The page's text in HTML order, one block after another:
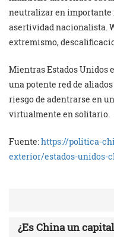
neutralizar en importante
asertividad nacionalista.
extremismo,
Mientras Estados Unidos
una potente red de
riesgo de adentrarse en
virtualmente en solitario.
Fuente:https://politica-
exterior/estados-unidos-
¿Es China un